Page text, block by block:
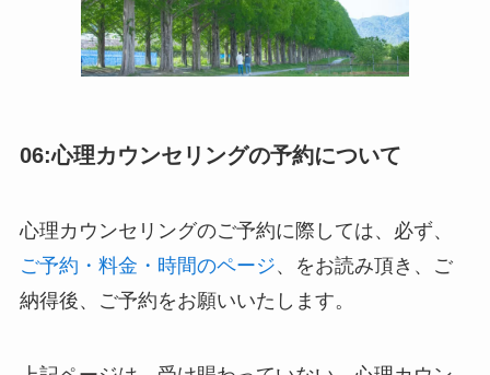
06:心理カウンセリングの予約について
心理カウンセリングのご予約に際しては、必ず、
ご予約・料金・時間のページ、をお読み頂き、ご
納得後、ご予約をお願いいたします。